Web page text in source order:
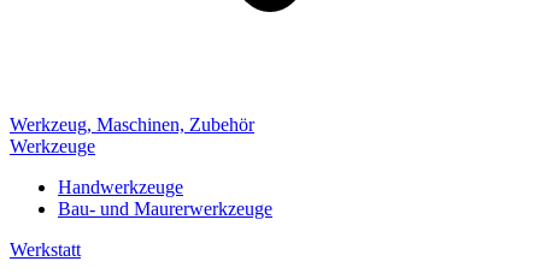
Werkzeug, Maschinen, Zubehör
Werkzeuge
Handwerkzeuge
Bau- und Maurerwerkzeuge
Werkstatt